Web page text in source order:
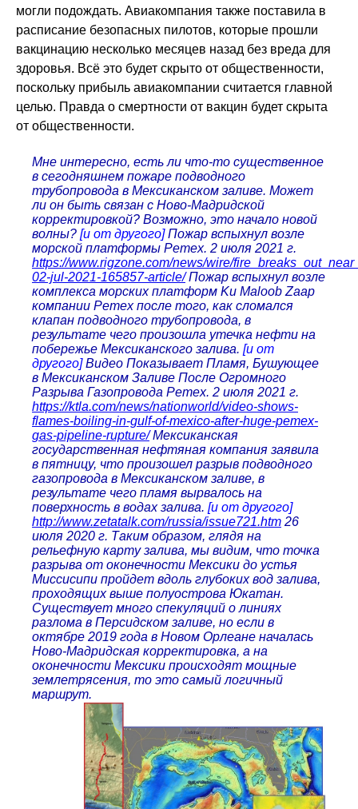
могли подождать. Авиакомпания также поставила в
расписание безопасных пилотов, которые прошли
вакцинацию несколько месяцев назад без вреда для
здоровья. Всё это будет скрыто от общественности,
поскольку прибыль авиакомпании считается главной
целью. Правда о смертности от вакцин будет скрыта
от общественности.
Мне интересно, есть ли что-то существенное
в сегодняшнем пожаре подводного
трубопровода в Мексиканском заливе. Может
ли он быть связан с Ново-Мадридской
корректировкой? Возможно, это начало новой
волны? [и от другого] Пожар вспыхнул возле
морской платформы Pemex. 2 июля 2021 г.
https://www.rigzone.com/news/wire/
02-jul-2021-165857-article/Пожар вспыхнул возле
комплекса морских платформ Ku Maloob Zaap
компании Pemex после того, как сломался
клапан подводного трубопровода, в
результате чего произошла утечка нефти на
побережье Мексиканского залива. [и от
другого] Видео Показывает Пламя, Бушующее
в Мексиканском Заливе После Огромного
Разрыва Газопровода Pemex. 2 июля 2021 г.
https://ktla.com/news/nationworld/video-shows-
flames-boiling-in-gulf-of-mexico-after-huge-pemex-
gas-pipeline-rupture/Мексиканская
государственная нефтяная компания заявила
в пятницу, что произошел разрыв подводного
газопровода в Мексиканском заливе, в
результате чего пламя вырвалось на
поверхность в водах залива. [и от другого]
http://www.zetatalk.com/russia/issue721.htm 26
июля 2020 г. Таким образом, глядя на
рельефную карту залива, мы видим, что точка
разрыва от оконечности Мексики до устья
Миссисипи пройдет вдоль глубоких вод залива,
проходящих выше полуострова Юкатан.
Существует много спекуляций о линиях
разлома в Персидском заливе, но если в
октябре 2019 года в Новом Орлеане началась
Ново-Мадридская корректировка, а на
оконечности Мексики происходят мощные
землетрясения, то это самый логичный
маршрут.